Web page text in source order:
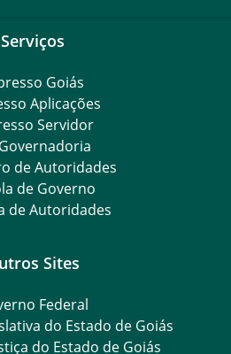
Serviços
Goiás
Aplicações
Servidor
de Autoridades
de Governo
de Autoridades
Sites
Federal
do Estado de Goiás
do Estado de Goiás